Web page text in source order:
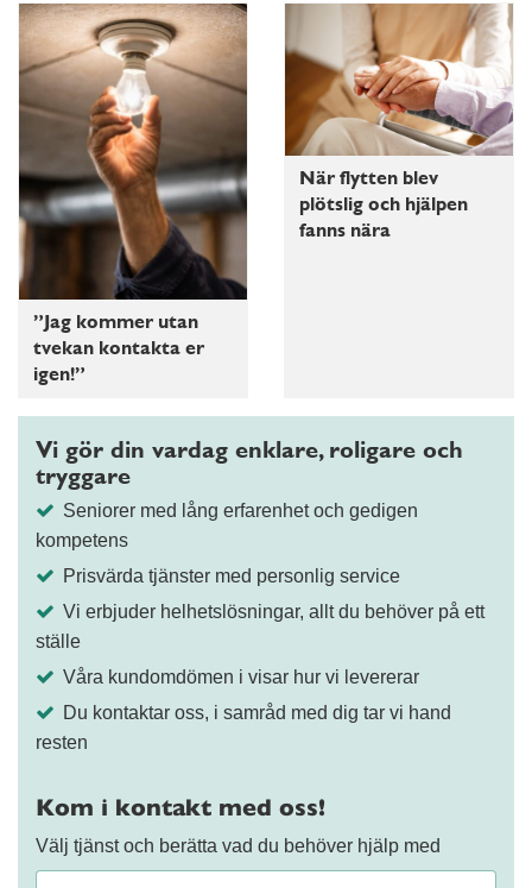
”Jag kommer utan
tvekan kontakta er
igen!”
När flytten blev
plötslig och hjälpen
fanns nära
Vi gör din vardag enklare, roligare och
tryggare
Seniorer med lång erfarenhet och gedigen
kompetens
Prisvärda tjänster med personlig service
Vi erbjuder helhetslösningar, allt du behöver på ett
ställe
Våra kundomdömen i visar hur vi levererar
Du kontaktar oss, i samråd med dig tar vi hand
resten
Kom i kontakt med oss!
Välj tjänst och berätta vad du behöver hjälp med